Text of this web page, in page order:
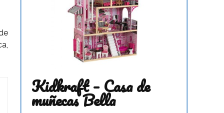
Kidkraft – Casa de
muñecas Bella